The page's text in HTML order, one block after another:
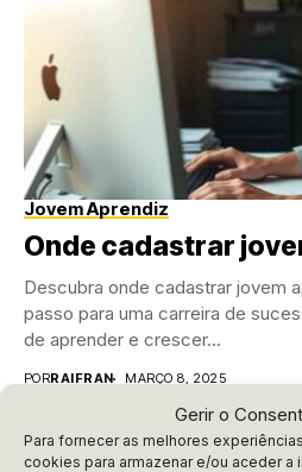
Gerir o
Para fornecer as melhores
cookies para armazenar e/ou aceder
Jovem Aprendiz
Onde cadastrar
Descubra onde cadastrar jovem
passo para uma carreira de
de aprender e crescer...
PORRAIFRAN MARÇO 8, 2025